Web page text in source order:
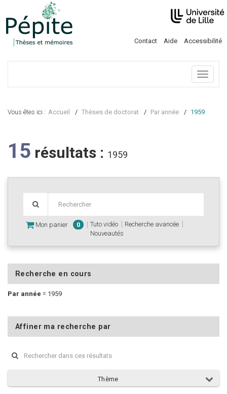
Contact Aide Accessibilité
Menu
Vous êtes ici : Accueil Thèses de doctorat Par année 1959
15 résultats : 1959
Mon panier 0 Tuto vidéo
Recherche avancée
Nouveautés
Recherche en cours
Par année = 1959
Affiner ma recherche par
Thème